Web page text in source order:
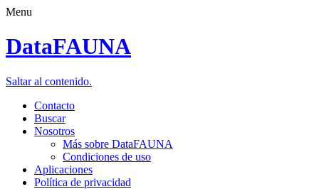
Menu
DataFAUNA
Saltar al contenido.
Contacto
Buscar
Nosotros
Más sobre DataFAUNA
Condiciones de uso
Aplicaciones
Política de privacidad